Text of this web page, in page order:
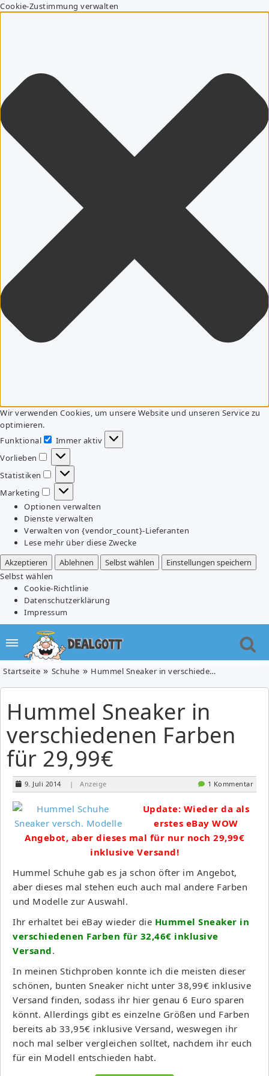
Cookie-Zustimmung verwalten
Wir verwenden Cookies, um unsere Website und unseren Service zu
optimieren.
Funktional
Funktional
Immer aktiv
Vorlieben
Vorlieben
Statistiken
Statistiken
Marketing
Marketing
Optionen verwalten
Dienste verwalten
Verwalten von {vendor_count}-Lieferanten
Lese mehr über diese Zwecke
Akzeptieren
Ablehnen Selbst wählen
Einstellungen speichern
Selbst wählen
Cookie-Richtlinie
Datenschutzerklärung
Impressum
Startseite Schuhe Hummel Sneaker in verschiedenen Farben für 29,99€
Hummel Sneaker in
verschiedenen Farben
für 29,99€
9. Juli 2014 | Anzeige 1 Kommentar
Update: Wieder da als
erstes eBay WOW
Angebot, aber dieses mal für nur noch 29,99€
inklusive Versand!
Hummel Schuhe gab es ja schon öfter im Angebot,
aber dieses mal stehen euch auch mal andere Farben
und Modelle zur Auswahl.
Ihr erhaltet bei eBay wieder die Hummel Sneaker in
verschiedenen Farben für 32,46€ inklusive
Versand.
In meinen Stichproben konnte ich die meisten dieser
schönen, bunten Sneaker nicht unter 38,99€ inklusive
Versand finden, sodass ihr hier genau 6 Euro sparen
könnt. Allerdings gibt es einzelne Größen und Farben
bereits ab 33,95€ inklusive Versand, weswegen ihr
noch mal selber vergleichen solltet, nachdem ihr euch
für ein Modell entschieden habt.